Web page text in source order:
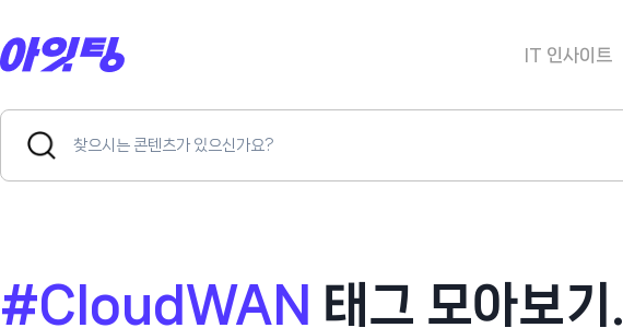
to
content
IT 인사이트
Search
Search
Button
#CloudWAN 태그 모아보기.